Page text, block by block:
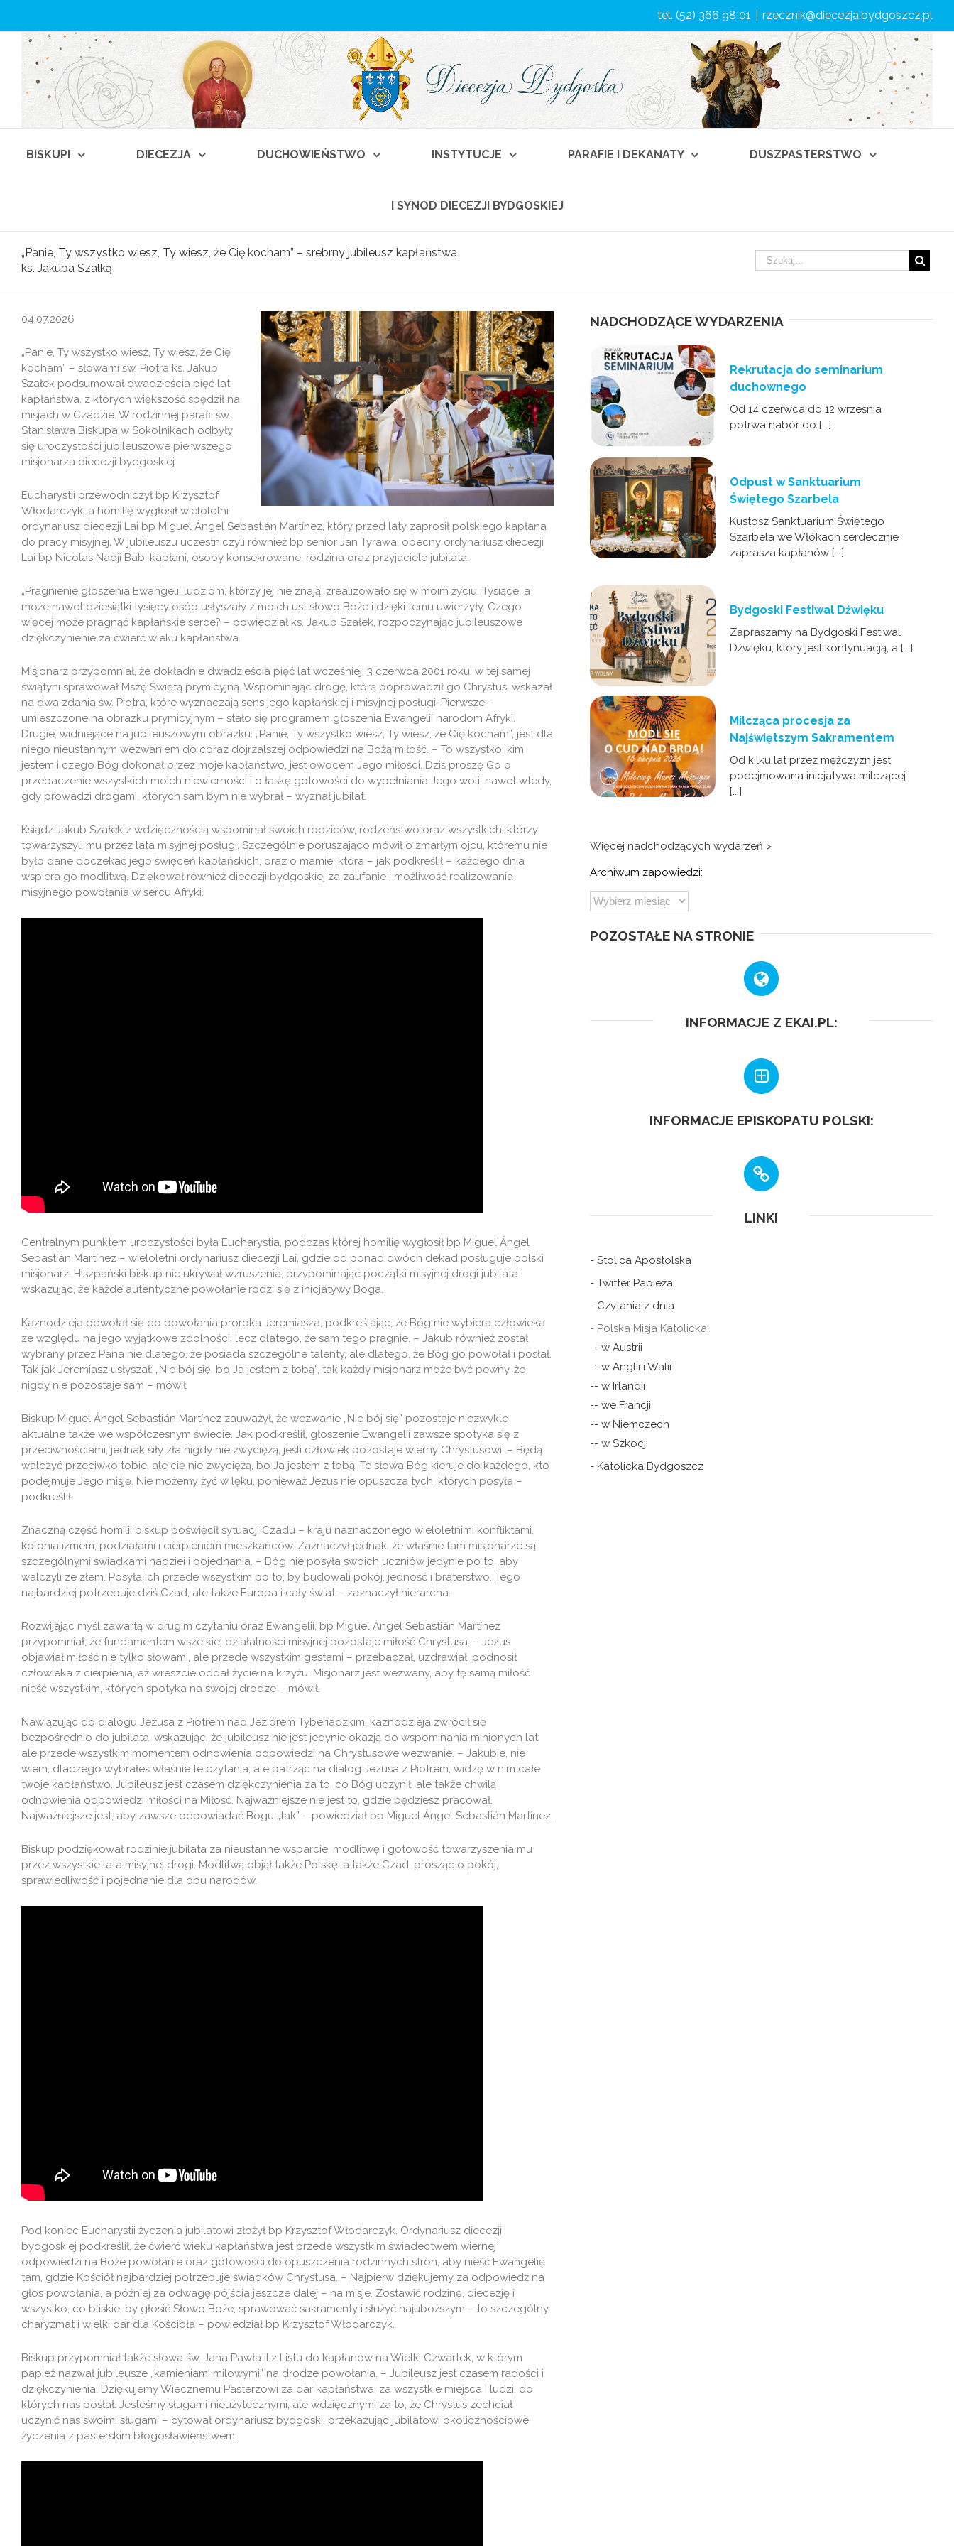
tel. (52) 366 98 01 rzecznik@diecezja.bydgoszcz.pl
BISKUPI DIECEZJA DUCHOWIEŃSTWO INSTYTUCJE PARAFIE I DEKANATY DUSZPASTERSTWO
I SYNOD DIECEZJI BYDGOSKIEJ
„Panie, Ty wszystko wiesz, Ty wiesz, że Cię kocham” – srebrny jubileusz kapłaństwa
ks. Jakuba Szalką
04.07.2026
„Panie, Ty wszystko wiesz, Ty wiesz, że Cię
kocham” – słowami św. Piotra ks. Jakub
Szałek podsumował dwadzieścia pięć lat
kapłaństwa, z których większość spędził na
misjach w Czadzie. W rodzinnej parafii św.
Stanisława Biskupa w Sokolnikach odbyły
się uroczystości jubileuszowe pierwszego
misjonarza diecezji bydgoskiej.
Eucharystii przewodniczył bp Krzysztof
Włodarczyk, a homilię wygłosił wieloletni
ordynariusz diecezji Lai bp Miguel Ángel Sebastián Martínez, który przed laty zaprosił polskiego kapłana
do pracy misyjnej. W jubileuszu uczestniczyli również bp senior Jan Tyrawa, obecny ordynariusz diecezji
Lai bp Nicolas Nadji Bab, kapłani, osoby konsekrowane, rodzina oraz przyjaciele jubilata.
„Pragnienie głoszenia Ewangelii ludziom, którzy jej nie znają, zrealizowało się w moim życiu. Tysiące, a
może nawet dziesiątki tysięcy osób usłyszały z moich ust słowo Boże i dzięki temu uwierzyły. Czego
więcej może pragnąć kapłańskie serce? – powiedział ks. Jakub Szałek, rozpoczynając jubileuszowe
dziękczynienie za ćwierć wieku kapłaństwa.
Misjonarz przypomniał, że dokładnie dwadzieścia pięć lat wcześniej, 3 czerwca 2001 roku, w tej samej
świątyni sprawował Mszę Świętą prymicyjną. Wspominając drogę, którą poprowadził go Chrystus, wskazał
na dwa zdania św. Piotra, które wyznaczają sens jego kapłańskiej i misyjnej posługi. Pierwsze –
umieszczone na obrazku prymicyjnym – stało się programem głoszenia Ewangelii narodom Afryki.
Drugie, widniejące na jubileuszowym obrazku: „Panie, Ty wszystko wiesz, Ty wiesz, że Cię kocham”, jest dla
niego nieustannym wezwaniem do coraz dojrzalszej odpowiedzi na Bożą miłość. – To wszystko, kim
jestem i czego Bóg dokonał przez moje kapłaństwo, jest owocem Jego miłości. Dziś proszę Go o
przebaczenie wszystkich moich niewierności i o łaskę gotowości do wypełniania Jego woli, nawet wtedy,
gdy prowadzi drogami, których sam bym nie wybrał – wyznał jubilat.
Ksiądz Jakub Szałek z wdzięcznością wspominał swoich rodziców, rodzeństwo oraz wszystkich, którzy
towarzyszyli mu przez lata misyjnej posługi. Szczególnie poruszająco mówił o zmarłym ojcu, któremu nie
było dane doczekać jego święceń kapłańskich, oraz o mamie, która – jak podkreślił – każdego dnia
wspiera go modlitwą. Dziękował również diecezji bydgoskiej za zaufanie i możliwość realizowania
misyjnego powołania w sercu Afryki.
Centralnym punktem uroczystości była Eucharystia, podczas której homilię wygłosił bp Miguel Ángel
Sebastián Martínez – wieloletni ordynariusz diecezji Lai, gdzie od ponad dwóch dekad posługuje polski
misjonarz. Hiszpański biskup nie ukrywał wzruszenia, przypominając początki misyjnej drogi jubilata i
wskazując, że każde autentyczne powołanie rodzi się z inicjatywy Boga.
Kaznodzieja odwołał się do powołania proroka Jeremiasza, podkreślając, że Bóg nie wybiera człowieka
ze względu na jego wyjątkowe zdolności, lecz dlatego, że sam tego pragnie. – Jakub również został
wybrany przez Pana nie dlatego, że posiada szczególne talenty, ale dlatego, że Bóg go powołał i posłał.
Tak jak Jeremiasz usłyszał: „Nie bój się, bo Ja jestem z tobą”, tak każdy misjonarz może być pewny, że
nigdy nie pozostaje sam – mówił.
Biskup Miguel Ángel Sebastián Martínez zauważył, że wezwanie „Nie bój się” pozostaje niezwykle
aktualne także we współczesnym świecie. Jak podkreślił, głoszenie Ewangelii zawsze spotyka się z
przeciwnościami, jednak siły zła nigdy nie zwyciężą, jeśli człowiek pozostaje wierny Chrystusowi. – Będą
walczyć przeciwko tobie, ale cię nie zwyciężą, bo Ja jestem z tobą. Te słowa Bóg kieruje do każdego, kto
podejmuje Jego misję. Nie możemy żyć w lęku, ponieważ Jezus nie opuszcza tych, których posyła –
podkreślił.
Znaczną część homilii biskup poświęcił sytuacji Czadu – kraju naznaczonego wieloletnimi konfliktami,
kolonializmem, podziałami i cierpieniem mieszkańców. Zaznaczył jednak, że właśnie tam misjonarze są
szczególnymi świadkami nadziei i pojednania. – Bóg nie posyła swoich uczniów jedynie po to, aby
walczyli ze złem. Posyła ich przede wszystkim po to, by budowali pokój, jedność i braterstwo. Tego
najbardziej potrzebuje dziś Czad, ale także Europa i cały świat – zaznaczył hierarcha.
Rozwijając myśl zawartą w drugim czytaniu oraz Ewangelii, bp Miguel Ángel Sebastián Martínez
przypomniał, że fundamentem wszelkiej działalności misyjnej pozostaje miłość Chrystusa. – Jezus
objawiał miłość nie tylko słowami, ale przede wszystkim gestami – przebaczał, uzdrawiał, podnosił
człowieka z cierpienia, aż wreszcie oddał życie na krzyżu. Misjonarz jest wezwany, aby tę samą miłość
nieść wszystkim, których spotyka na swojej drodze – mówił.
Nawiązując do dialogu Jezusa z Piotrem nad Jeziorem Tyberiadzkim, kaznodzieja zwrócił się
bezpośrednio do jubilata, wskazując, że jubileusz nie jest jedynie okazją do wspominania minionych lat,
ale przede wszystkim momentem odnowienia odpowiedzi na Chrystusowe wezwanie. – Jakubie, nie
wiem, dlaczego wybrałeś właśnie te czytania, ale patrząc na dialog Jezusa z Piotrem, widzę w nim całe
twoje kapłaństwo. Jubileusz jest czasem dziękczynienia za to, co Bóg uczynił, ale także chwilą
odnowienia odpowiedzi miłości na Miłość. Najważniejsze nie jest to, gdzie będziesz pracował.
Najważniejsze jest, aby zawsze odpowiadać Bogu „tak” – powiedział bp Miguel Ángel Sebastián Martínez.
Biskup podziękował rodzinie jubilata za nieustanne wsparcie, modlitwę i gotowość towarzyszenia mu
przez wszystkie lata misyjnej drogi. Modlitwą objął także Polskę, a także Czad, prosząc o pokój,
sprawiedliwość i pojednanie dla obu narodów.
Pod koniec Eucharystii życzenia jubilatowi złożył bp Krzysztof Włodarczyk. Ordynariusz diecezji
bydgoskiej podkreślił, że ćwierć wieku kapłaństwa jest przede wszystkim świadectwem wiernej
odpowiedzi na Boże powołanie oraz gotowości do opuszczenia rodzinnych stron, aby nieść Ewangelię
tam, gdzie Kościół najbardziej potrzebuje świadków Chrystusa. – Najpierw dziękujemy za odpowiedź na
głos powołania, a później za odwagę pójścia jeszcze dalej – na misje. Zostawić rodzinę, diecezję i
wszystko, co bliskie, by głosić Słowo Boże, sprawować sakramenty i służyć najuboższym – to szczególny
charyzmat i wielki dar dla Kościoła – powiedział bp Krzysztof Włodarczyk.
Biskup przypomniał także słowa św. Jana Pawła II z Listu do kapłanów na Wielki Czwartek, w którym
papież nazwał jubileusze „kamieniami milowymi” na drodze powołania. – Jubileusz jest czasem radości i
dziękczynienia. Dziękujemy Wiecznemu Pasterzowi za dar kapłaństwa, za wszystkie miejsca i ludzi, do
których nas posłał. Jesteśmy sługami nieużytecznymi, ale wdzięcznymi za to, że Chrystus zechciał
uczynić nas swoimi sługami – cytował ordynariusz bydgoski, przekazując jubilatowi okolicznościowe
życzenia z pasterskim błogosławieństwem.
NADCHODZĄCE WYDARZENIA
Rekrutacja do seminarium
duchownego
Od 14 czerwca do 12 września
potrwa nabór do [...]
Odpust w Sanktuarium
Świętego Szarbela
Kustosz Sanktuarium Świętego
Szarbela we Włókach serdecznie
zaprasza kapłanów [...]
Bydgoski Festiwal Dźwięku
Zapraszamy na Bydgoski Festiwal
Dźwięku, który jest kontynuacją, a [...]
Milcząca procesja za
Najświętszym Sakramentem
Od kilku lat przez mężczyzn jest
podejmowana inicjatywa milczącej
[...]
Więcej nadchodzących wydarzeń >
Archiwum zapowiedzi:
POZOSTAŁE NA STRONIE
INFORMACJE Z EKAI.PL:
INFORMACJE EPISKOPATU POLSKI:
LINKI
- Stolica Apostolska
- Twitter Papieża
- Czytania z dnia
- Polska Misja Katolicka:
-- w Austrii
-- w Anglii i Walii
-- w Irlandii
-- we Francji
-- w Niemczech
-- w Szkocji
- Katolicka Bydgoszcz